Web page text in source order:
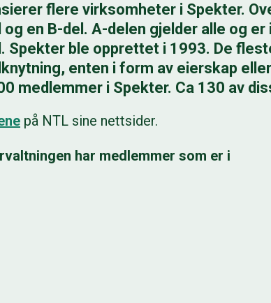
flere virksomheter i Spekter.
en B-del. A-delen gjelder alle og
Spekter ble opprettet i 1993. De
enten i form av eierskap
medlemmer i Spekter. Ca 130 av
på NTL sine nettsider.
har medlemmer som er i